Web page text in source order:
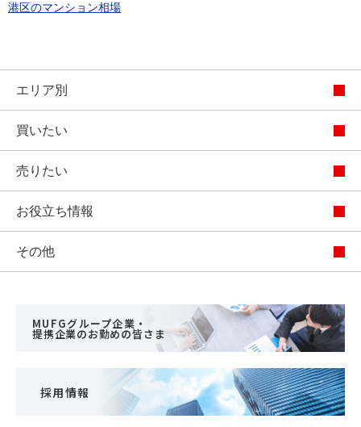
港区のマンション相場
エリア別
買いたい
売りたい
お役立ち情報
その他
MUFGグループ企業・
提携企業のお勤めの皆さま
採用情報